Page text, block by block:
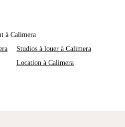
à Calimera
Studios à louer à Calimera
Location à Calimera